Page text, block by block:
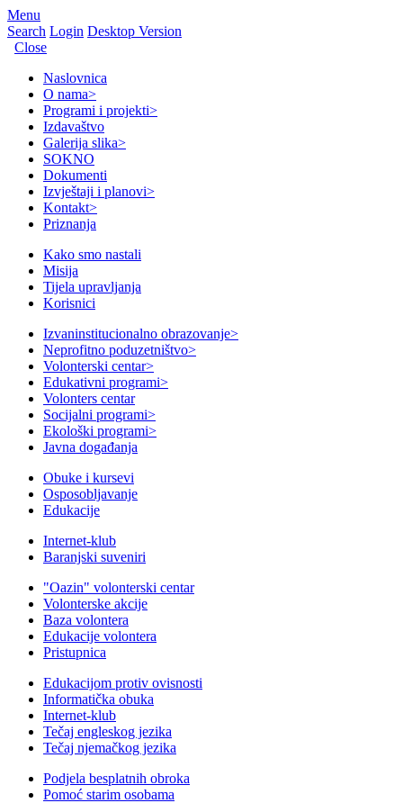
Menu
Search Login Desktop Version
Close
Naslovnica
O nama>
Programi i projekti>
Izdavaštvo
Galerija slika>
SOKNO
Dokumenti
Izvještaji i planovi>
Kontakt>
Priznanja
Kako smo nastali
Misija
Tijela upravljanja
Korisnici
Izvaninstitucionalno obrazovanje>
Neprofitno poduzetništvo>
Volonterski centar>
Edukativni programi>
Volonters centar
Socijalni programi>
Ekološki programi>
Javna događanja
Obuke i kursevi
Osposobljavanje
Edukacije
Internet-klub
Baranjski suveniri
"Oazin" volonterski centar
Volonterske akcije
Baza volontera
Edukacije volontera
Pristupnica
Edukacijom protiv ovisnosti
Informatička obuka
Internet-klub
Tečaj engleskog jezika
Tečaj njemačkog jezika
Podjela besplatnih obroka
Pomoć starim osobama